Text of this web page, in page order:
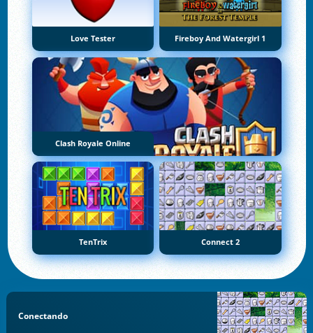
Love Tester Fireboy And Watergirl 1
Clash Royale Online
TenTrix Connect 2
Conectando